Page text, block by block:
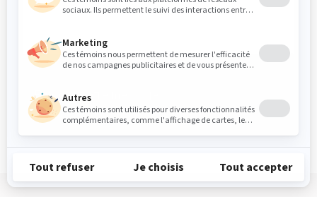
Envoyer votre message